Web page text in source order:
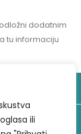
ili
dodatnim
tu informaciju